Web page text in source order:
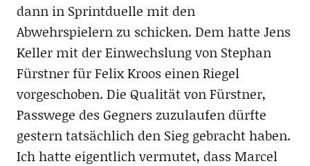
dann in Sprintduelle mit den
Abwehrspielern zu schicken. Dem hatte Jens
Keller mit der Einwechslung von Stephan
Fürstner für Felix Kroos einen Riegel
vorgeschoben. Die Qualität von Fürstner,
Passwege des Gegners zuzulaufen dürfte
gestern tatsächlich den Sieg gebracht haben.
Ich hatte eigentlich vermutet, dass Marcel